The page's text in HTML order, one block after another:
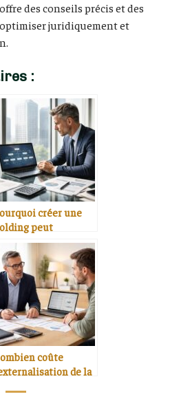
offre des conseils précis et des
juridiquement et
:
créer une
peut
la fiscalité
d’un dirigeant
coûte
de la